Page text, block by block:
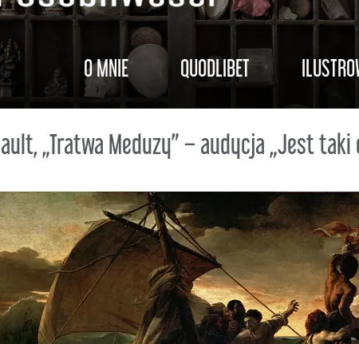
O MNIE
KONTAKT
QUODLIBET
„Tratwa Meduzy” – audycja „Jest taki